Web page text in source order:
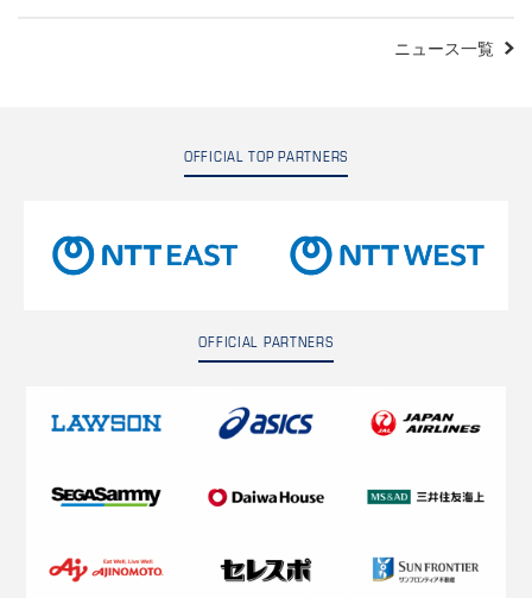
ニュース一覧
OFFICIAL TOP PARTNERS
OFFICIAL PARTNERS